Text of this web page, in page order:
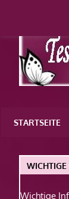
springen
WordPress-
STARTSEITE
Wichtige